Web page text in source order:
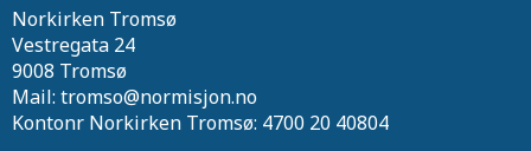
Norkirken Tromsø
Vestregata 24
9008 Tromsø
Mail: tromso@normisjon.no
Kontonr Norkirken Tromsø: 4700 20 40804